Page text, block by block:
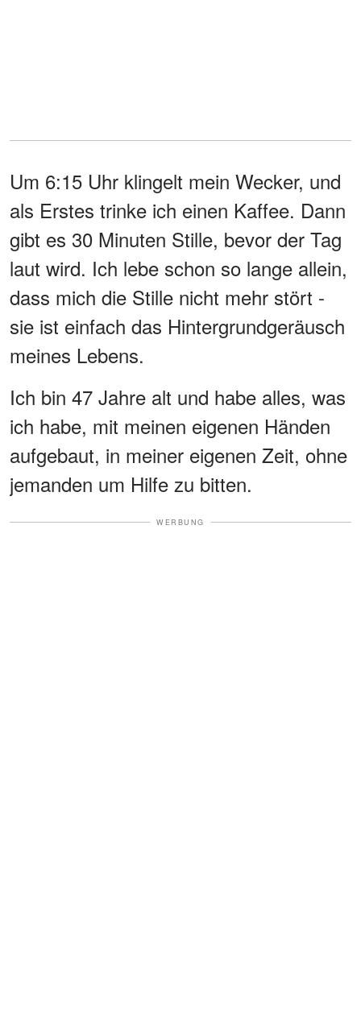
Um 6:15 Uhr klingelt mein Wecker, und
als Erstes trinke ich einen Kaffee. Dann
gibt es 30 Minuten Stille, bevor der Tag
laut wird. Ich lebe schon so lange allein,
dass mich die Stille nicht mehr stört -
sie ist einfach das Hintergrundgeräusch
meines Lebens.
Ich bin 47 Jahre alt und habe alles, was
ich habe, mit meinen eigenen Händen
aufgebaut, in meiner eigenen Zeit, ohne
jemanden um Hilfe zu bitten.
WERBUNG